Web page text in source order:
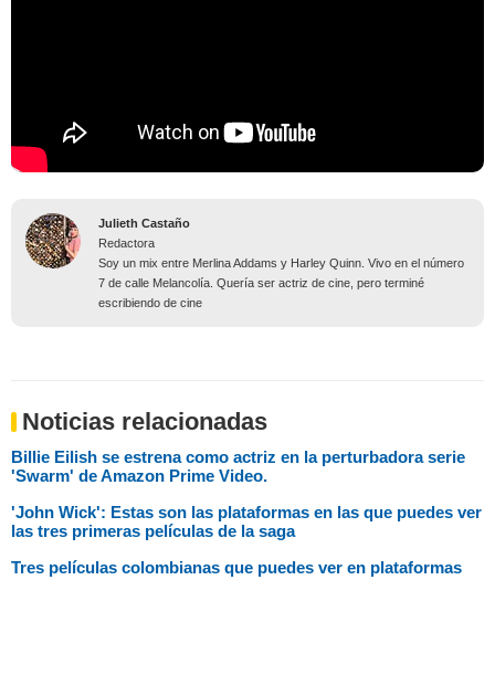
Julieth Castaño
Redactora
Soy un mix entre Merlina Addams y Harley Quinn. Vivo en el número
7 de calle Melancolía. Quería ser actriz de cine, pero terminé
escribiendo de cine
Noticias relacionadas
Billie Eilish se estrena como actriz en la perturbadora serie
'Swarm' de Amazon Prime Video.
'John Wick': Estas son las plataformas en las que puedes ver
las tres primeras películas de la saga
Tres películas colombianas que puedes ver en plataformas